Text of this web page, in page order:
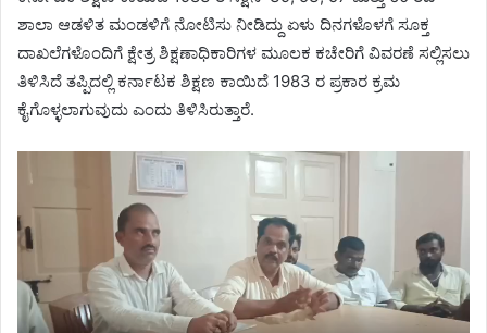
ಶಾಲಾ ಆಡಳಿತ ಮಂಡಳಿಗೆ ನೋಟಿಸು ನೀಡಿದ್ದು ಏಳು ದಿನಗಳೊಳಗೆ ಸೂಕ್ತ
ದಾಖಲೆಗಳೊಂದಿಗೆ ಕ್ಷೇತ್ರ ಶಿಕ್ಷಣಾಧಿಕಾರಿಗಳ ಮೂಲಕ ಕಚೇರಿಗೆ ವಿವರಣೆ ಸಲ್ಲಿಸಲು
ತಿಳಿಸಿದೆ ತಪ್ಪಿದಲ್ಲಿ ಕರ್ನಾಟಕ ಶಿಕ್ಷಣ ಕಾಯಿದೆ 1983 ರ ಪ್ರಕಾರ ಕ್ರಮ
ಕೈಗೊಳ್ಳಲಾಗುವುದು ಎಂದು ತಿಳಿಸಿರುತ್ತಾರೆ.